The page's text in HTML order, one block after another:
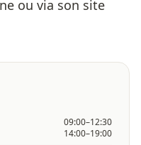
ou via son site
09:00–12:30
14:00–19:00